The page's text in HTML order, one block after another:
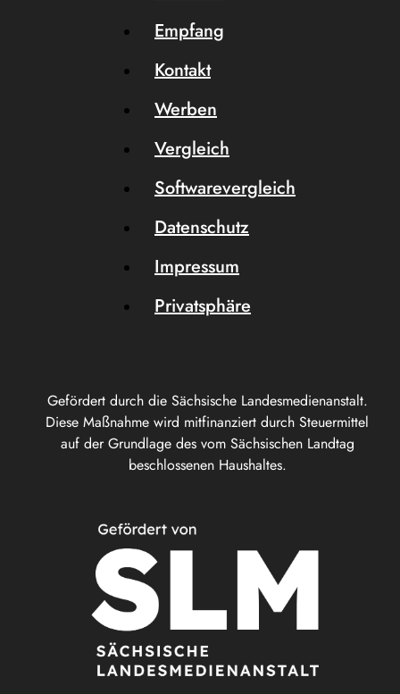
Gefördert durch die Sächsische Landesmedienanstalt.
Diese Maßnahme wird mitfinanziert durch Steuermittel
auf der Grundlage des vom Sächsischen Landtag
beschlossenen Haushaltes.
Empfang
Kontakt
Werben
Vergleich
Softwarevergleich
Datenschutz
Impressum
Privatsphäre